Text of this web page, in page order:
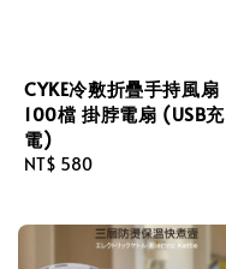
CYKE冷敷折疊手持風扇
100檔 掛脖電扇 (USB充
電)
Regular
NT$ 580